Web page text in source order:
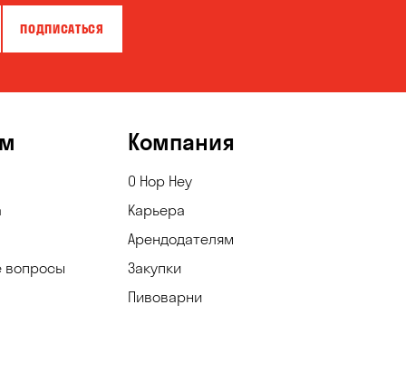
ПОДПИСАТЬСЯ
вопросы
Компания
О Hop Hey
Карьера
Арендодателям
Закупки
Пивоварни